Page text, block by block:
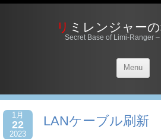
リミレンジャー
Secret Base of Limi-Ranger
Menu
1月
22
2023
LANケーブル刷新